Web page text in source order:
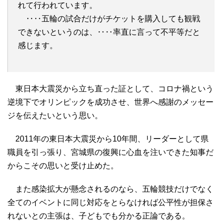
れて行われています。
‥‥五輪の試合だけがチケットを購入しても観戦
できないというのは、‥‥率直に言って不平等だと
感じます。
東日本大震災から立ち直った証として、コロナ禍という
逆境下でオリンピックを成功させ、世界へ感謝のメッセー
ジを伝えたいという思い。
2011年の東日本大震災から10年間、リーダーとして県
職員を引っ張り、宮城県の復興に心血を注いできた知事だ
からこその思いと受け止めた。
また感染拡大が懸念されるのなら、五輪競技だけでなく
全てのイベントに同じ対応をとらなければ公平性が担保さ
れないとの主張は、子どもでも分かる正論である。